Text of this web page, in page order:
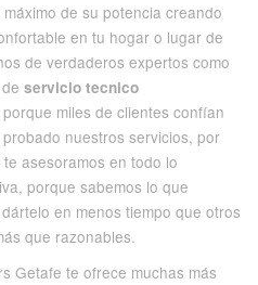
de su potencia creando
en tu hogar o lugar de
de verdaderos expertos como
servicio tecnico
miles de clientes confían
nuestros servicios, por
asesoramos en todo lo
porque sabemos lo que
en menos tiempo que otros
que razonables.
Getafe te ofrece muchas más